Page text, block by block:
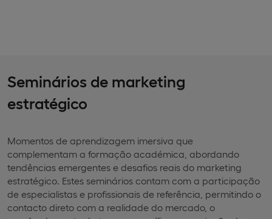
Seminários de marketing
estratégico
Momentos de aprendizagem imersiva que
complementam a formação académica, abordando
tendências emergentes e desafios reais do marketing
estratégico. Estes seminários contam com a participação
de especialistas e profissionais de referência, permitindo o
contacto direto com a realidade do mercado, o